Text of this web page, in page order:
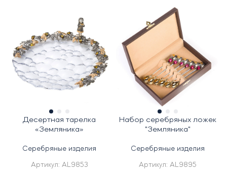
Десертная тарелка
«Земляника»
Серебряные изделия
Артикул: AL9853
Набор серебряных ложек
"Земляника"
Серебряные изделия
Артикул: AL9895